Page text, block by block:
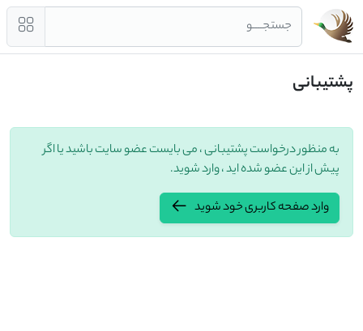
جستجــــو
پشتیبانی
به منظور درخواست پشتیبانی ، می بایست عضو سایت باشید یا اگر
پیش از این عضو شده اید ، وارد شوید.
وارد صفحه کاربری خود شوید